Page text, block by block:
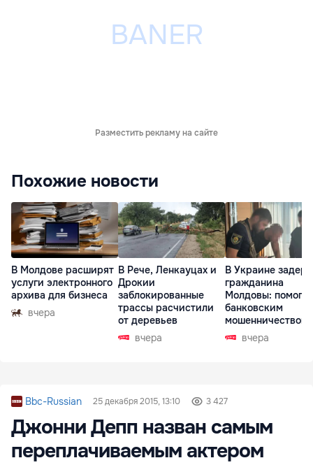
Разместить рекламу на сайте
Похожие новости
В Молдове расширят
услуги электронного
архива для бизнеса
вчера
В Рече, Ленкауцах и
Дрокии
заблокированные
трассы расчистили
от деревьев
вчера
В Украине
гражданина
Молдовы:
банковским
мошенничеством
Чехиивчера
Bbc-Russian 25 декабря 2015, 13:10 3 427
Джонни Депп назван самым
переплачиваемым актером